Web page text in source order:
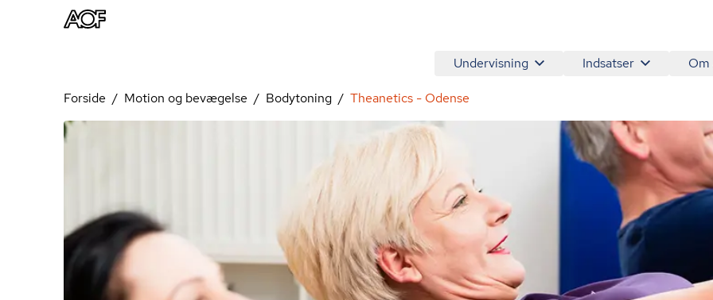
Undervisning Indsatser Om
Forside Motion og bevægelse Bodytoning Theanetics - Odense